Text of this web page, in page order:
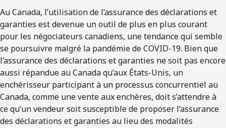
Au Canada, l’utilisation de l’assurance des déclarations et
garanties est devenue un outil de plus en plus courant
pour les négociateurs canadiens, une tendance qui semble
se poursuivre malgré la pandémie de COVID-19. Bien que
l’assurance des déclarations et garanties ne soit pas encore
aussi répandue au Canada qu’aux États-Unis, un
enchérisseur participant à un processus concurrentiel au
Canada, comme une vente aux enchères, doit s’attendre à
ce qu’un vendeur soit susceptible de proposer l’assurance
des déclarations et garanties au lieu des modalités